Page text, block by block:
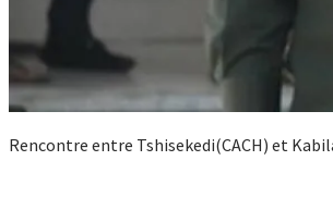
Rencontre entre Tshisekedi(CACH) et